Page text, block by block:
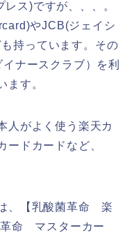
ス)ですが、、、。
やJCB(ジェイシ
持っています。その
ナースクラブ）を利
ます。
人がよく使う楽天カ
ードカードなど、
、【乳酸菌革命 楽
命 マスターカー